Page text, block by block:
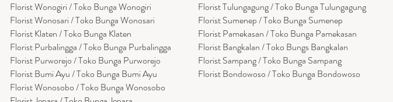
Florist Wonogiri / Toko Bunga Wonogiri
Florist Wonosari / Toko Bunga Wonosari
Florist Klaten / Toko Bunga Klaten
Florist Purbalingga / Toko Bunga Purbalingga
Florist Purworejo / Toko Bunga Purworejo
Florist Bumi Ayu / Toko Bunga Bumi Ayu
Florist Wonosobo / Toko Bunga Wonosobo
Florist Tulungagung / Toko Bunga Tulungagung
Florist Sumenep / Toko Bunga Sumenep
Florist Pamekasan / Toko Bunga Pamekasan
Florist Bangkalan / Toko Bungs Bangkalan
Florist Sampang / Toko Bunga Sampang
Florist Bondowoso / Toko Bunga Bondowoso